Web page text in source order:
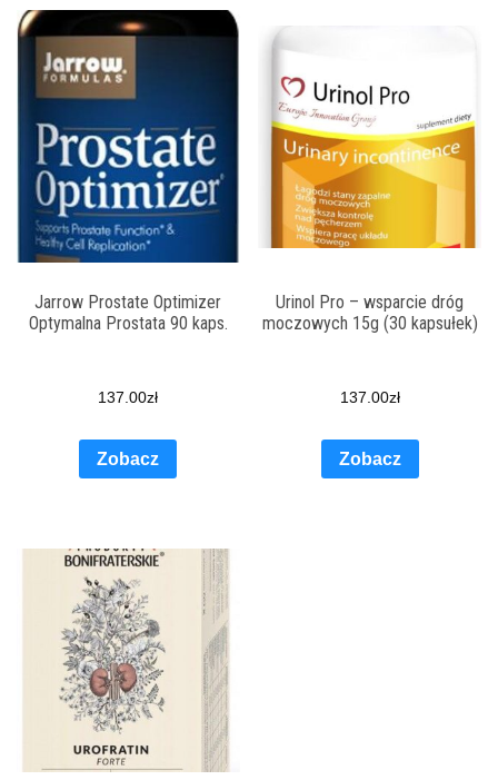
Jarrow Prostate Optimizer
Optymalna Prostata 90 kaps.
137.00zł
Zobacz
Urinol Pro – wsparcie dróg
moczowych 15g (30 kapsułek)
137.00zł
Zobacz